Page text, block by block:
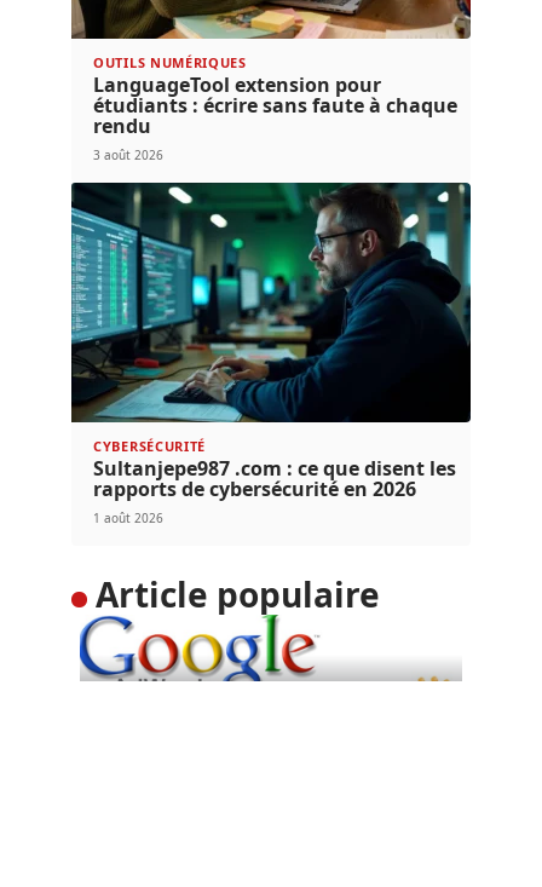
OUTILS NUMÉRIQUES
LanguageTool extension pour
étudiants : écrire sans faute à chaque
rendu
3 août 2026
CYBERSÉCURITÉ
Sultanjepe987 .com : ce que disent les
rapports de cybersécurité en 2026
1 août 2026
Article populaire